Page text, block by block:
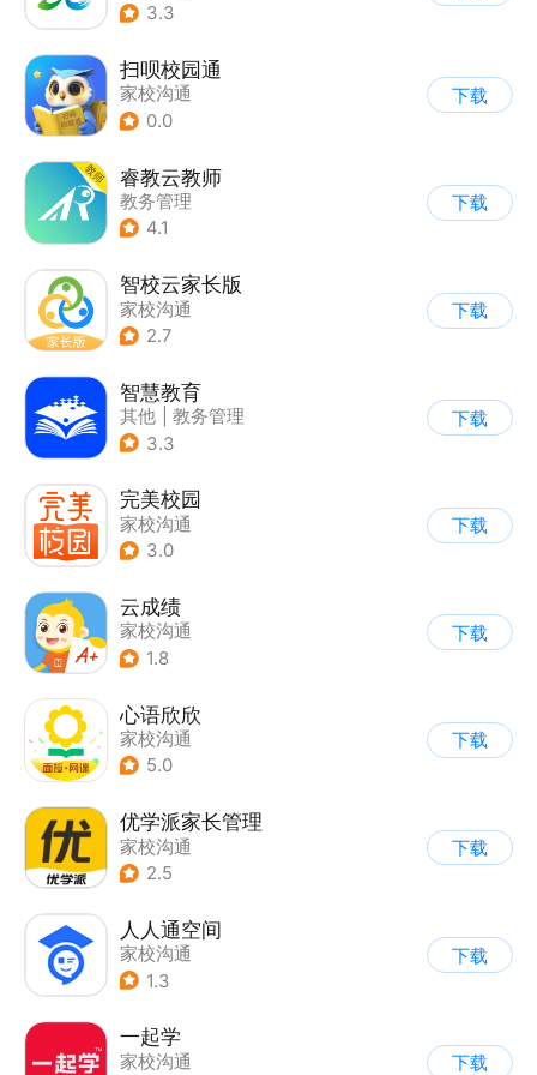
3.3
扫呗校园通
家校沟通
0.0
下载
睿教云教师
教务管理
4.1
下载
智校云家长版
家校沟通
2.7
下载
智慧教育
其他
教务管理
3.3
下载
完美校园
家校沟通
3.0
下载
云成绩
家校沟通
1.8
下载
心语欣欣
家校沟通
5.0
下载
优学派家长管理
家校沟通
2.5
下载
人人通空间
家校沟通
1.3
下载
一起学
家校沟通
下载